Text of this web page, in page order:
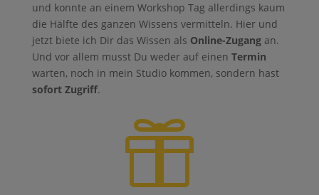
und konnte an einem Workshop Tag allerdings kaum
die Hälfte des ganzen Wissens vermitteln. Hier und
jetzt biete ich Dir das Wissen als Online-Zugang an.
Und vor allem musst Du weder auf einen Termin
warten, noch in mein Studio kommen, sondern hast
sofort Zugriff.
